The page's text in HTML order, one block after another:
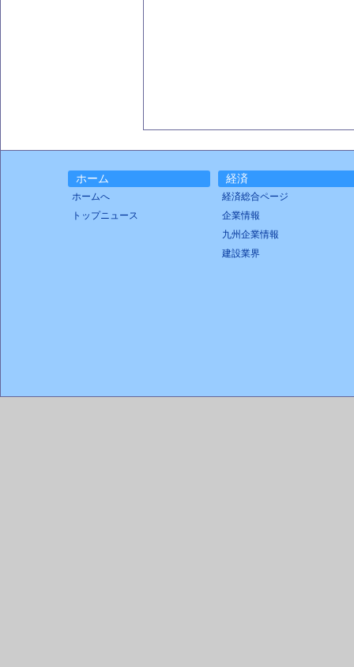
ホーム
ホームへ
トップニュース
経済
経済総合ページ
企業情報
九州企業情報
建設業界